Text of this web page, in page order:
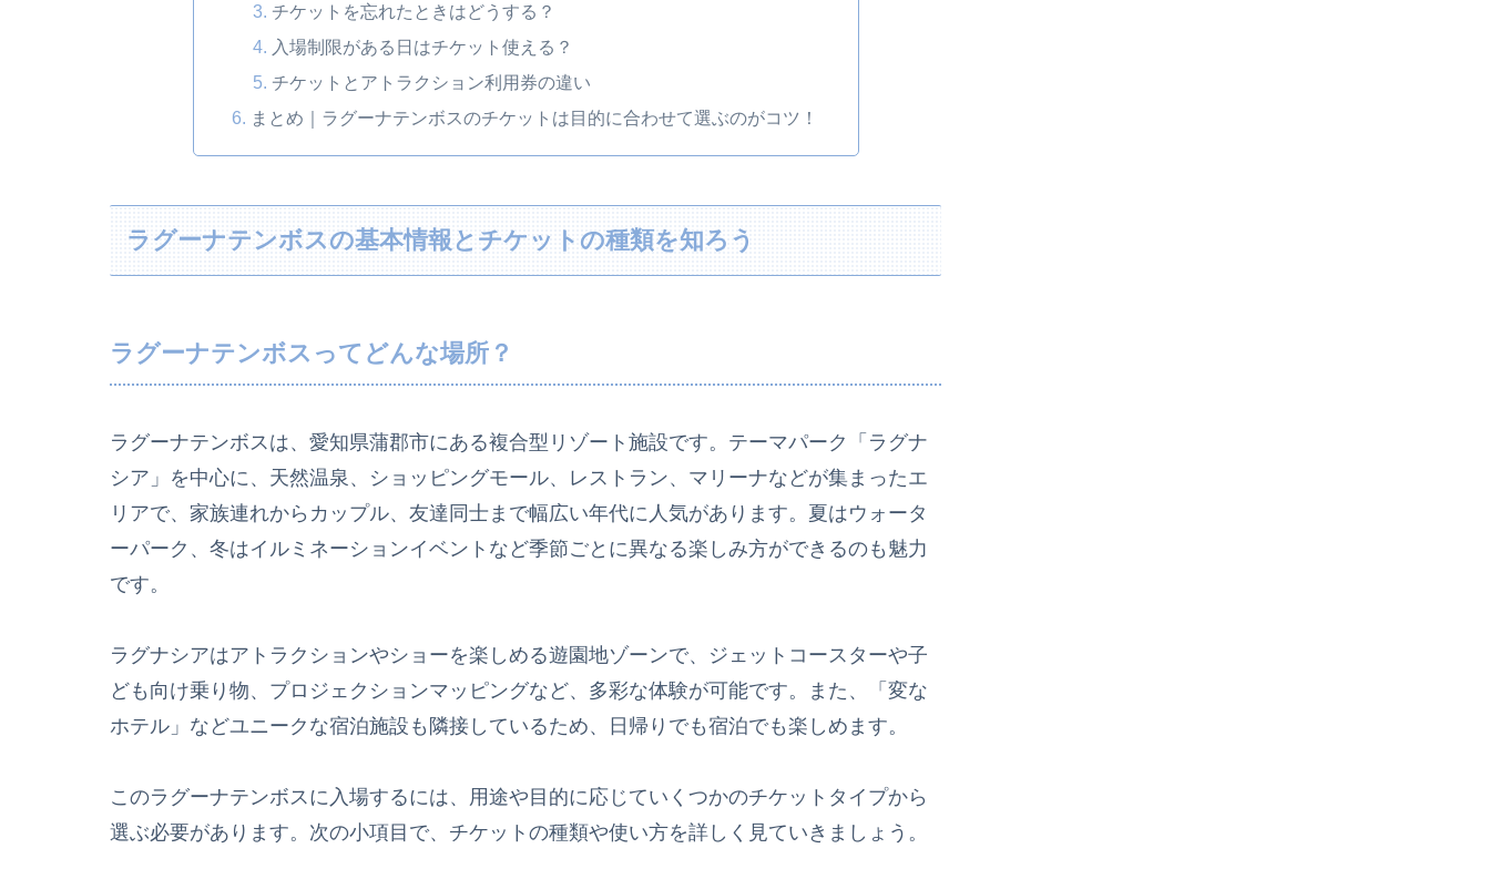
チケットを忘れたときはどうする？
入場制限がある日はチケット使える？
チケットとアトラクション利用券の違い
まとめ｜ラグーナテンボスのチケットは目的に合わせて選ぶのがコツ！
ラグーナテンボスの基本情報とチケットの種類を知ろう
ラグーナテンボスってどんな場所？
ラグーナテンボスは、愛知県蒲郡市にある複合型リゾート施設です。テーマパーク「ラグナ
シア」を中心に、天然温泉、ショッピングモール、レストラン、マリーナなどが集まったエ
リアで、家族連れからカップル、友達同士まで幅広い年代に人気があります。夏はウォータ
ーパーク、冬はイルミネーションイベントなど季節ごとに異なる楽しみ方ができるのも魅力
です。
ラグナシアはアトラクションやショーを楽しめる遊園地ゾーンで、ジェットコースターや子
ども向け乗り物、プロジェクションマッピングなど、多彩な体験が可能です。また、「変な
ホテル」などユニークな宿泊施設も隣接しているため、日帰りでも宿泊でも楽しめます。
このラグーナテンボスに入場するには、用途や目的に応じていくつかのチケットタイプから
選ぶ必要があります。次の小項目で、チケットの種類や使い方を詳しく見ていきましょう。